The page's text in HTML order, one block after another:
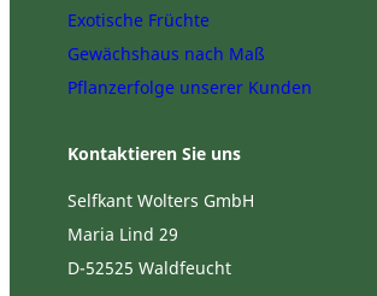
Exotische Früchte
Gewächshaus nach Maß
Pflanzerfolge unserer Kunden
Kontaktieren Sie uns
Selfkant Wolters GmbH
Maria Lind 29
D-52525 Waldfeucht